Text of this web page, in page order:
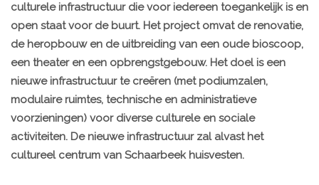
culturele infrastructuur die voor iedereen toegankelijk is en
open staat voor de buurt. Het project omvat de renovatie,
de heropbouw en de uitbreiding van een oude bioscoop,
een theater en een opbrengstgebouw. Het doel is een
nieuwe infrastructuur te creëren (met podiumzalen,
modulaire ruimtes, technische en administratieve
voorzieningen) voor diverse culturele en sociale
activiteiten. De nieuwe infrastructuur zal alvast het
cultureel centrum van Schaarbeek huisvesten.